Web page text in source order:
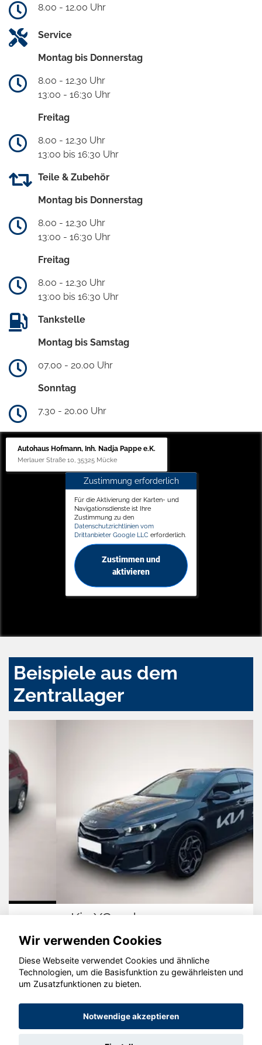
8.00 - 12.00 Uhr
Service
Montag bis Donnerstag
8.00 - 12.30 Uhr
13:00 - 16:30 Uhr
Freitag
8.00 - 12.30 Uhr
13:00 bis 16:30 Uhr
Teile & Zubehör
Montag bis Donnerstag
8.00 - 12.30 Uhr
13:00 - 16:30 Uhr
Freitag
8.00 - 12.30 Uhr
13:00 bis 16:30 Uhr
Tankstelle
Montag bis Samstag
07.00 - 20.00 Uhr
Sonntag
7.30 - 20.00 Uhr
Autohaus Hofmann, Inh. Nadja Pappe e.K.
Merlauer Straße 10, 35325 Mücke
Zustimmung erforderlich
Für die Aktivierung der Karten- und
Navigationsdienste ist Ihre
Zustimmung zu den
Datenschutzrichtlinien vom
Drittanbieter Google LLC erforderlich.
Zustimmen und
aktivieren
Beispiele aus dem
Zentrallager
Kia XCeed
© konjunkturmotor.de GmbH 2020 - 2026
Wir verwenden Cookies
Diese Webseite verwendet Cookies und ähnliche
Technologien, um die Basisfunktion zu gewährleisten und
um Zusatzfunktionen zu bieten.
Notwendige akzeptieren